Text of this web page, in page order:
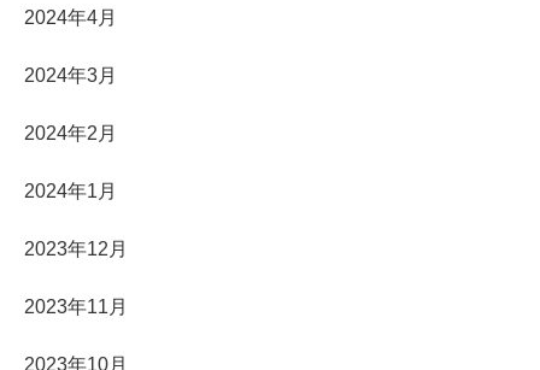
2024年4月
2024年3月
2024年2月
2024年1月
2023年12月
2023年11月
2023年10月